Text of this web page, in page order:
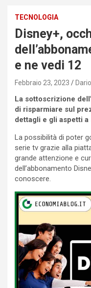
TECNOLOGIA
Disney+,
e ne vedi 12
Febbraio 23, 2023
La sottoscrizione
di risparmiare sul
dettagli e gli aspetti a
La possibilità di poter
serie tv grazie alla
grande attenzione e
dell’abbonamento
conoscere.